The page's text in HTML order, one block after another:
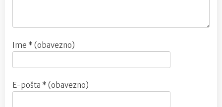
Ime * (obavezno)
E-pošta * (obavezno)